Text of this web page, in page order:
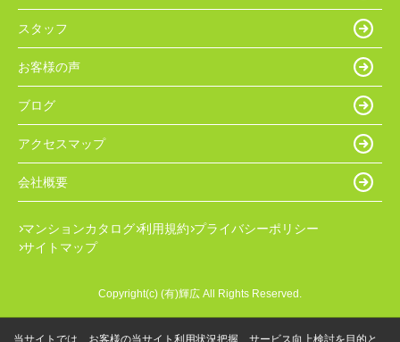
スタッフ
お客様の声
ブログ
アクセスマップ
会社概要
マンションカタログ 利用規約 プライバシーポリシー
サイトマップ
Copyright(c) (有)輝広 All Rights Reserved.
当サイトでは、お客様の当サイト利用状況把握、サービス向上検討を目的と